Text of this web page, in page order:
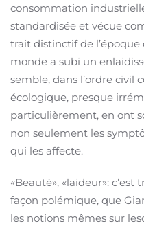
consommation
standardisée et vécue
trait distinctif de l’époque
monde a subi un
semble, dans l’ordre civil
écologique, presque
particulièrement, en ont
non seulement les
qui les affecte.
«Beauté», «laideur»:
façon polémique, que
les notions mêmes sur